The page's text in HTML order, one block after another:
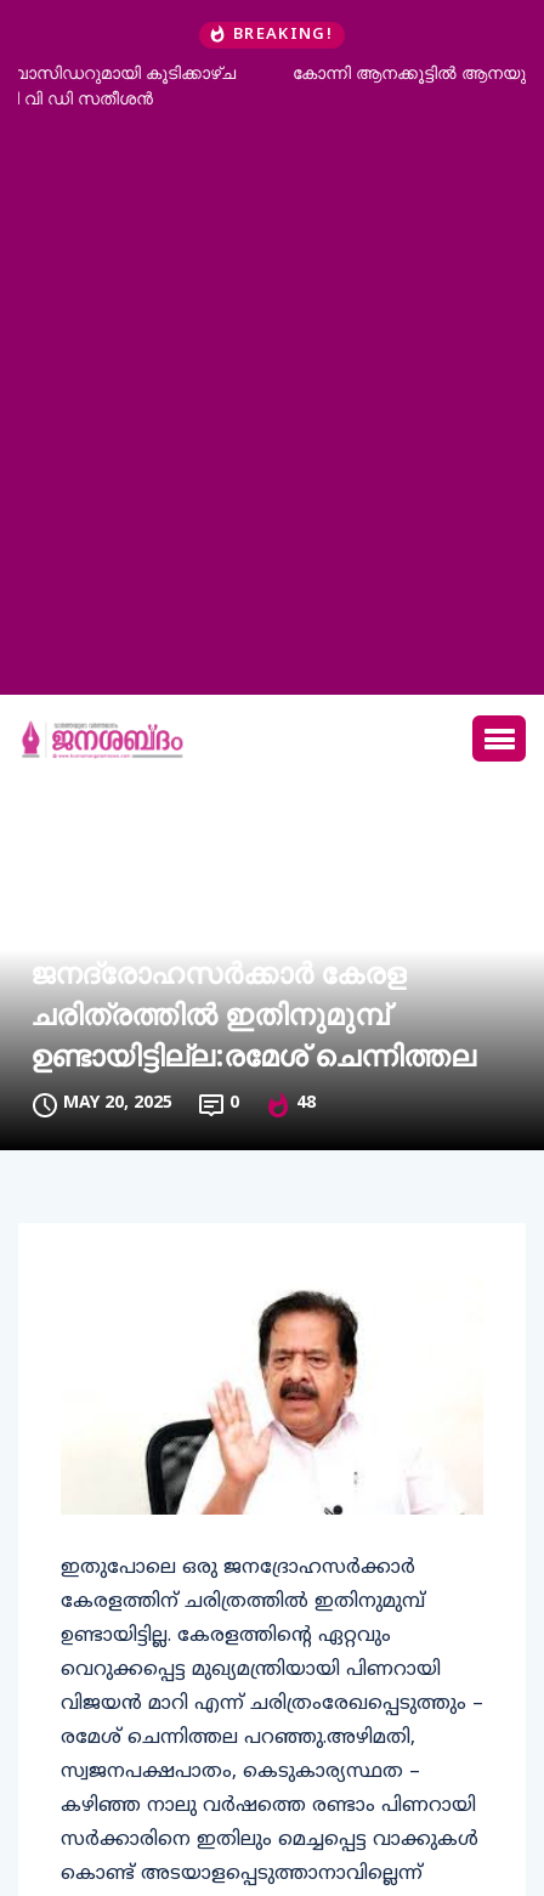
BREAKING!
കോന്നി ആനക്കൂട്ടിൽ ആനയുടെ ചവിട്ടേറ്റ് പാപ്പാൻ മരിച്ചു
ചരിത്രത്തില്‍ ഇതിനുമുമ്പ്
ഉണ്ടായിട്ടില്ല:രമേശ് ചെന്നിത്തല
MAY 20, 2025
കേരളത്തിന് ചരിത്രത്തില്‍ ഇതിനുമുമ്പ്
ഉണ്ടായിട്ടില്ല. കേരളത്തിന്റെ ഏറ്റവും
വെറുക്കപ്പെട്ട മുഖ്യമന്ത്രിയായി പിണറായി
വിജയന്‍ മാറി എന്ന് ചരിത്രംരേഖപ്പെടുത്തും –
രമേശ് ചെന്നിത്തല പറഞ്ഞു.അഴിമതി,
സ്വജനപക്ഷപാതം, കെടുകാര്യസ്ഥത –
കഴിഞ്ഞ നാലു വര്‍ഷത്തെ രണ്ടാം പിണറായി
സര്‍ക്കാരിനെ ഇതിലും മെച്ചപ്പെട്ട വാക്കുകള്‍
കൊണ്ട് അടയാളപ്പെടുത്താനാവില്ലെന്ന്
കോണ്‍ഗ്രസ് വര്‍ക്കിങ് കമ്മിറ്റി അംഗം